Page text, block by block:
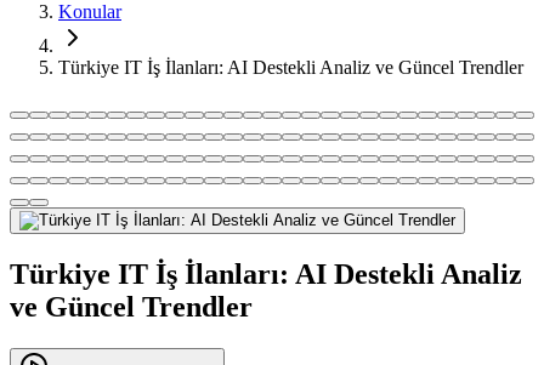
Konular
Türkiye IT İş İlanları: AI Destekli Analiz ve Güncel Trendler
Türkiye IT İş İlanları: AI Destekli Analiz
ve Güncel Trendler